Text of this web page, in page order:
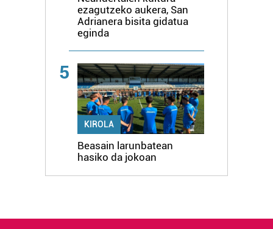
ezagutzeko aukera, San
Adrianera bisita gidatua
eginda
5
KIROLA
Beasain larunbatean
hasiko da jokoan